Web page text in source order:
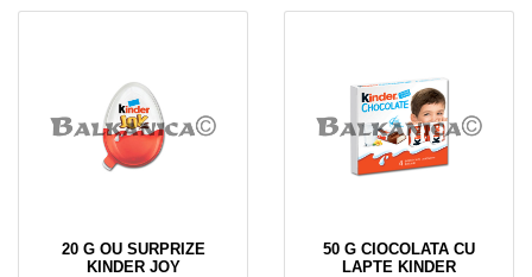
20 G OU SURPRIZE
KINDER JOY
50 G CIOCOLATA CU
LAPTE KINDER